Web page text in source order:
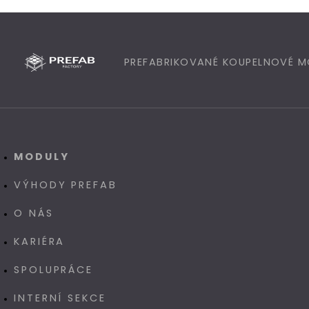
PREFABRIKOVANÉ KOUPELNOVÉ
MODULY
VÝHODY PREFAB
O NÁS
KARIÉRA
SPOLUPRÁCE
INTERNÍ SEKCE